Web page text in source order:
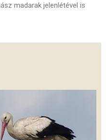
madarak jelenlétével is